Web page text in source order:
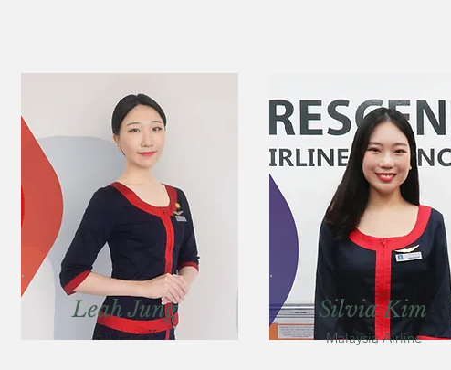
Leah Jung
Air Asia X
Silvia Kim
Malaysia Airline